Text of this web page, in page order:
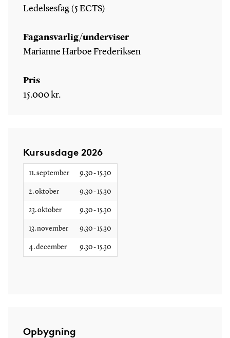
Ledelsesfag (5 ECTS)
Fagansvarlig/underviser
Marianne Harboe Frederiksen
Pris
15.000 kr.
Kursusdage 2026
11. september 9.30 - 15.30
2. oktober 9.30 - 15.30
23. oktober 9.30 - 15.30
13. november 9.30 - 15.30
4. december 9.30 - 15.30
Opbygning